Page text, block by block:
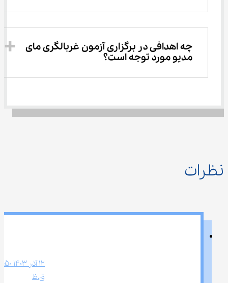
چه اهدافی در برگزاری آزمون غربالگری مای
مدیو مورد توجه است؟
نظرات
ق.ظ